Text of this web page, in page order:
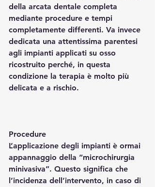
della arcata dentale completa
mediante procedure e tempi
completamente differenti. Va invece
dedicata una attentissima parentesi
agli impianti applicati su osso
ricostruito perché, in questa
condizione la terapia è molto più
delicata e a rischio.
Procedure
L’applicazione degli impianti è ormai
appannaggio della “microchirurgia
minivasiva”. Questo significa che
l’incidenza dell’intervento, in caso di